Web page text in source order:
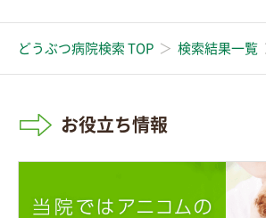
どうぶつ病院検索 TOP 検索結果一覧
お役立ち情報